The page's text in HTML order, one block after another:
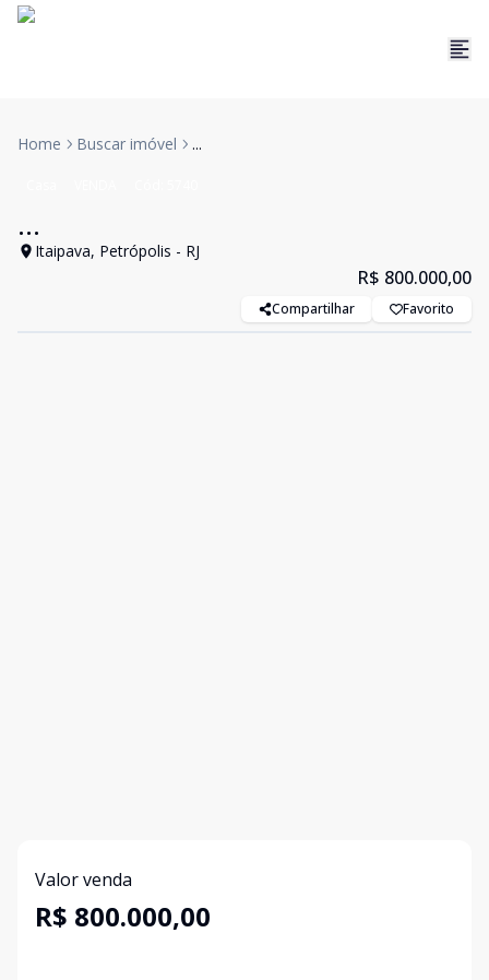
Home Buscar imóvel ...
...
Itaipava, Petrópolis - RJ
R$ 800.000,00
Compartilhar Favorito
Valor venda
R$ 800.000,00